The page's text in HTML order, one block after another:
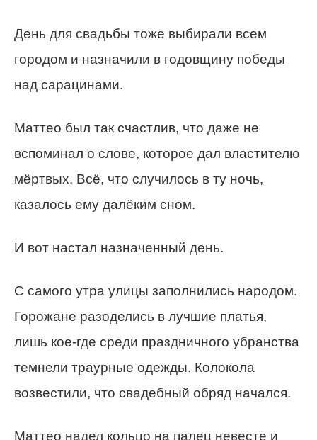
День для свадьбы тоже выбирали всем
городом и назначили в годовщину победы
над сарацинами.
Маттео был так счастлив, что даже не
вспоминал о слове, которое дал властителю
мёртвых. Всё, что случилось в ту ночь,
казалось ему далёким сном.
И вот настал назначенный день.
С самого утра улицы заполнились народом.
Горожане разоделись в лучшие платья,
лишь кое-где среди праздничного убранства
темнели траурные одежды. Колокола
возвестили, что свадебный обряд начался.
Маттео надел кольцо на палец невесте и